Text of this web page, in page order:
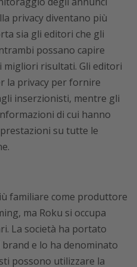
privacy diventano più
sia gli editori che gli
possano capire
migliori risultati. Gli editori
la privacy per fornire
inserzionisti, mentre gli
di cui hanno
su tutte le
familiare come produttore
ma Roku si occupa
La società ha portato
e lo ha denominato
possono utilizzare la